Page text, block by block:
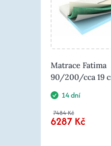
Matrace Fatima
90/200/cca 19
14 dní
7484 Kč
6287 Kč